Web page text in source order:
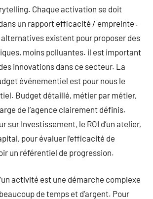
Chaque activation se doit
un rapport efficacité / empreinte .
existent pour proposer des
moins polluantes. il est important
innovations dans ce secteur. La
événementiel est pour nous le
Budget détaillé, métier par métier,
de l’agence clairement définis.
sur Investissement, le ROI d’un atelier,
pour évaluer l’efficacité de
un référentiel de progression.
activité est une démarche complexe
de temps et d’argent. Pour